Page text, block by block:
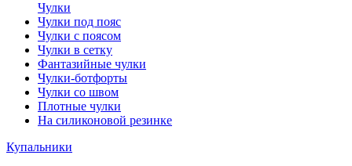
Чулки
Чулки под пояс
Чулки с поясом
Чулки в сетку
Фантазийные чулки
Чулки-ботфорты
Чулки со швом
Плотные чулки
На силиконовой резинке
Купальники